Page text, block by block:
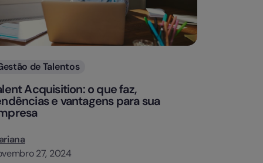
de Talentos
Acquisition: o que faz,
e vantagens para sua
27, 2024